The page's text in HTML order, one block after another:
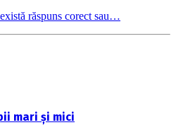
răspuns corect sau…
mari și mici